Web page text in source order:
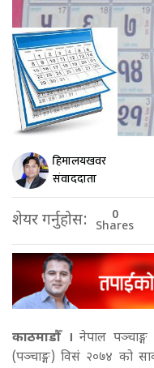
हिमालयखवर
संवाददाता
शेयर गर्नुहोस: 0
Shares
काठमाडौँ । नेपाल पञ्चाङ्ग
(पञ्चाङ्ग) विसं २०७४ को